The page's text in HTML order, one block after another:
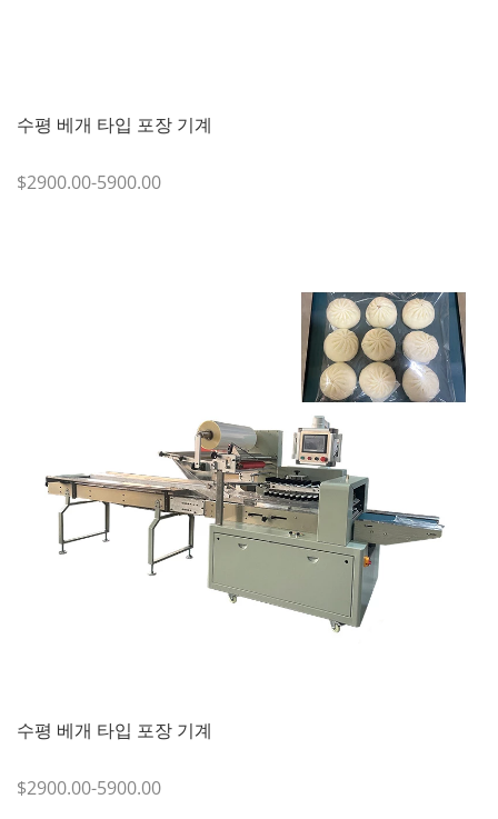
수평 베개 타입 포장 기계
$2900.00-5900.00
수평 베개 타입 포장 기계
$2900.00-5900.00